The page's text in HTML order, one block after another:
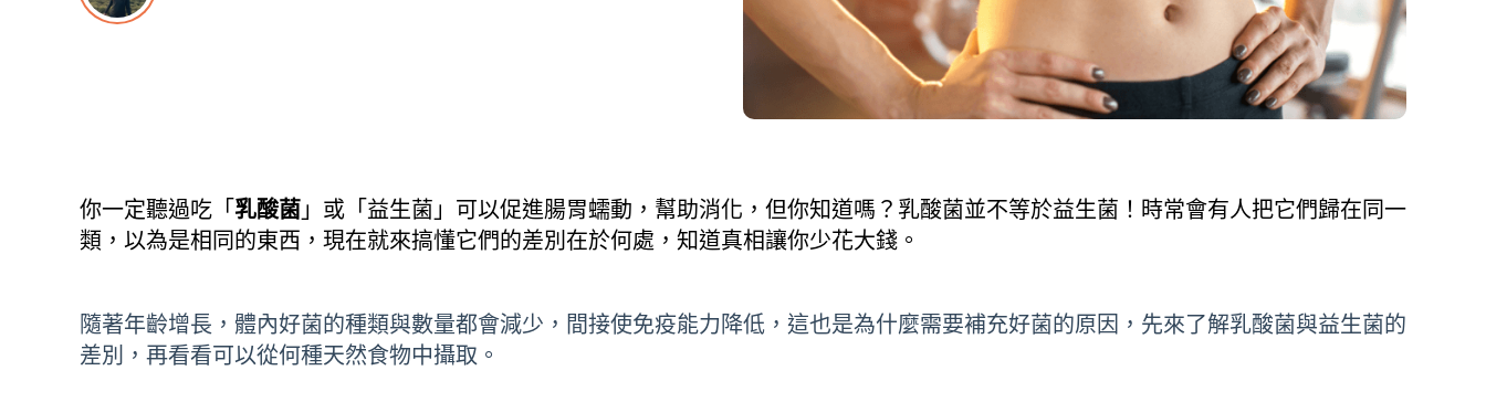
你一定聽過吃「 乳酸菌 」或「益生菌」可以促進腸胃蠕動，幫助消化，但你知道嗎？乳酸菌並不等於益生菌！時常會有人把它們歸在同一
類，以為是相同的東西，現在就來搞懂它們的差別在於何處，知道真相讓你少花大錢。
隨著年齡增長，體內好菌的種類與數量都會減少，間接使免疫能力降低，這也是為什麼需要補充好菌的原因，先來了解乳酸菌與益生菌的
差別，再看看可以從何種天然食物中攝取。